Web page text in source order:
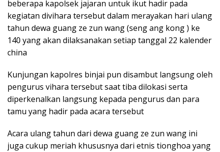
beberapa kapolsek jajaran untuk ikut hadir pada
kegiatan divihara tersebut dalam merayakan hari ulang
tahun dewa guang ze zun wang (seng ang kong ) ke
140 yang akan dilaksanakan setiap tanggal 22 kalender
china
Kunjungan kapolres binjai pun disambut langsung oleh
pengurus vihara tersebut saat tiba dilokasi serta
diperkenalkan langsung kepada pengurus dan para
tamu yang hadir pada acara tersebut
Acara ulang tahun dari dewa guang ze zun wang ini
juga cukup meriah khususnya dari etnis tionghoa yang